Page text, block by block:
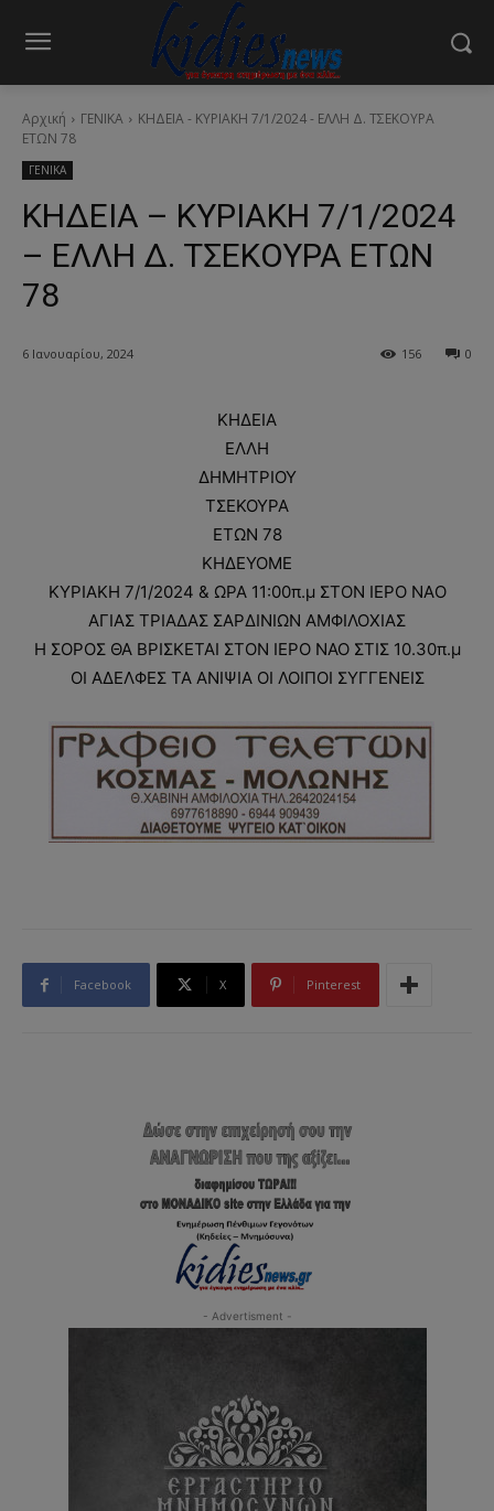
Αρχική ΓΕΝΙΚΑ
ΚΗΔΕΙΑ - ΚΥΡΙΑΚΗ 7/1/2024 - ΕΛΛΗ Δ. ΤΣΕΚΟΥΡΑ
ΕΤΩΝ 78
ΓΕΝΙΚΑ
ΚΗΔΕΙΑ – ΚΥΡΙΑΚΗ 7/1/2024
– ΕΛΛΗ Δ. ΤΣΕΚΟΥΡΑ ΕΤΩΝ
78
6 Ιανουαρίου, 2024 0
156
ΚΗΔΕΙΑ
ΕΛΛΗ
ΔΗΜΗΤΡΙΟΥ
ΤΣΕΚΟΥΡΑ
ΕΤΩΝ 78
ΚΗΔΕΥΟΜΕ
ΚΥΡΙΑΚΗ 7/1/2024 & ΩΡΑ 11:00π.μ ΣΤΟΝ ΙΕΡΟ ΝΑO
ΑΓΙΑΣ ΤΡΙΑΔΑΣ ΣΑΡΔΙΝΙΩΝ ΑΜΦΙΛΟΧΙΑΣ
Η ΣΟΡΟΣ ΘΑ ΒΡΙΣΚΕΤΑΙ ΣΤΟΝ ΙΕΡΟ ΝΑΟ ΣΤΙΣ 10.30π.μ
ΟΙ ΑΔΕΛΦΕΣ ΤΑ ΑΝΙΨΙΑ ΟΙ ΛΟΙΠΟΙ ΣΥΓΓΕΝΕΙΣ
Facebook X Pinterest
- Advertisment -